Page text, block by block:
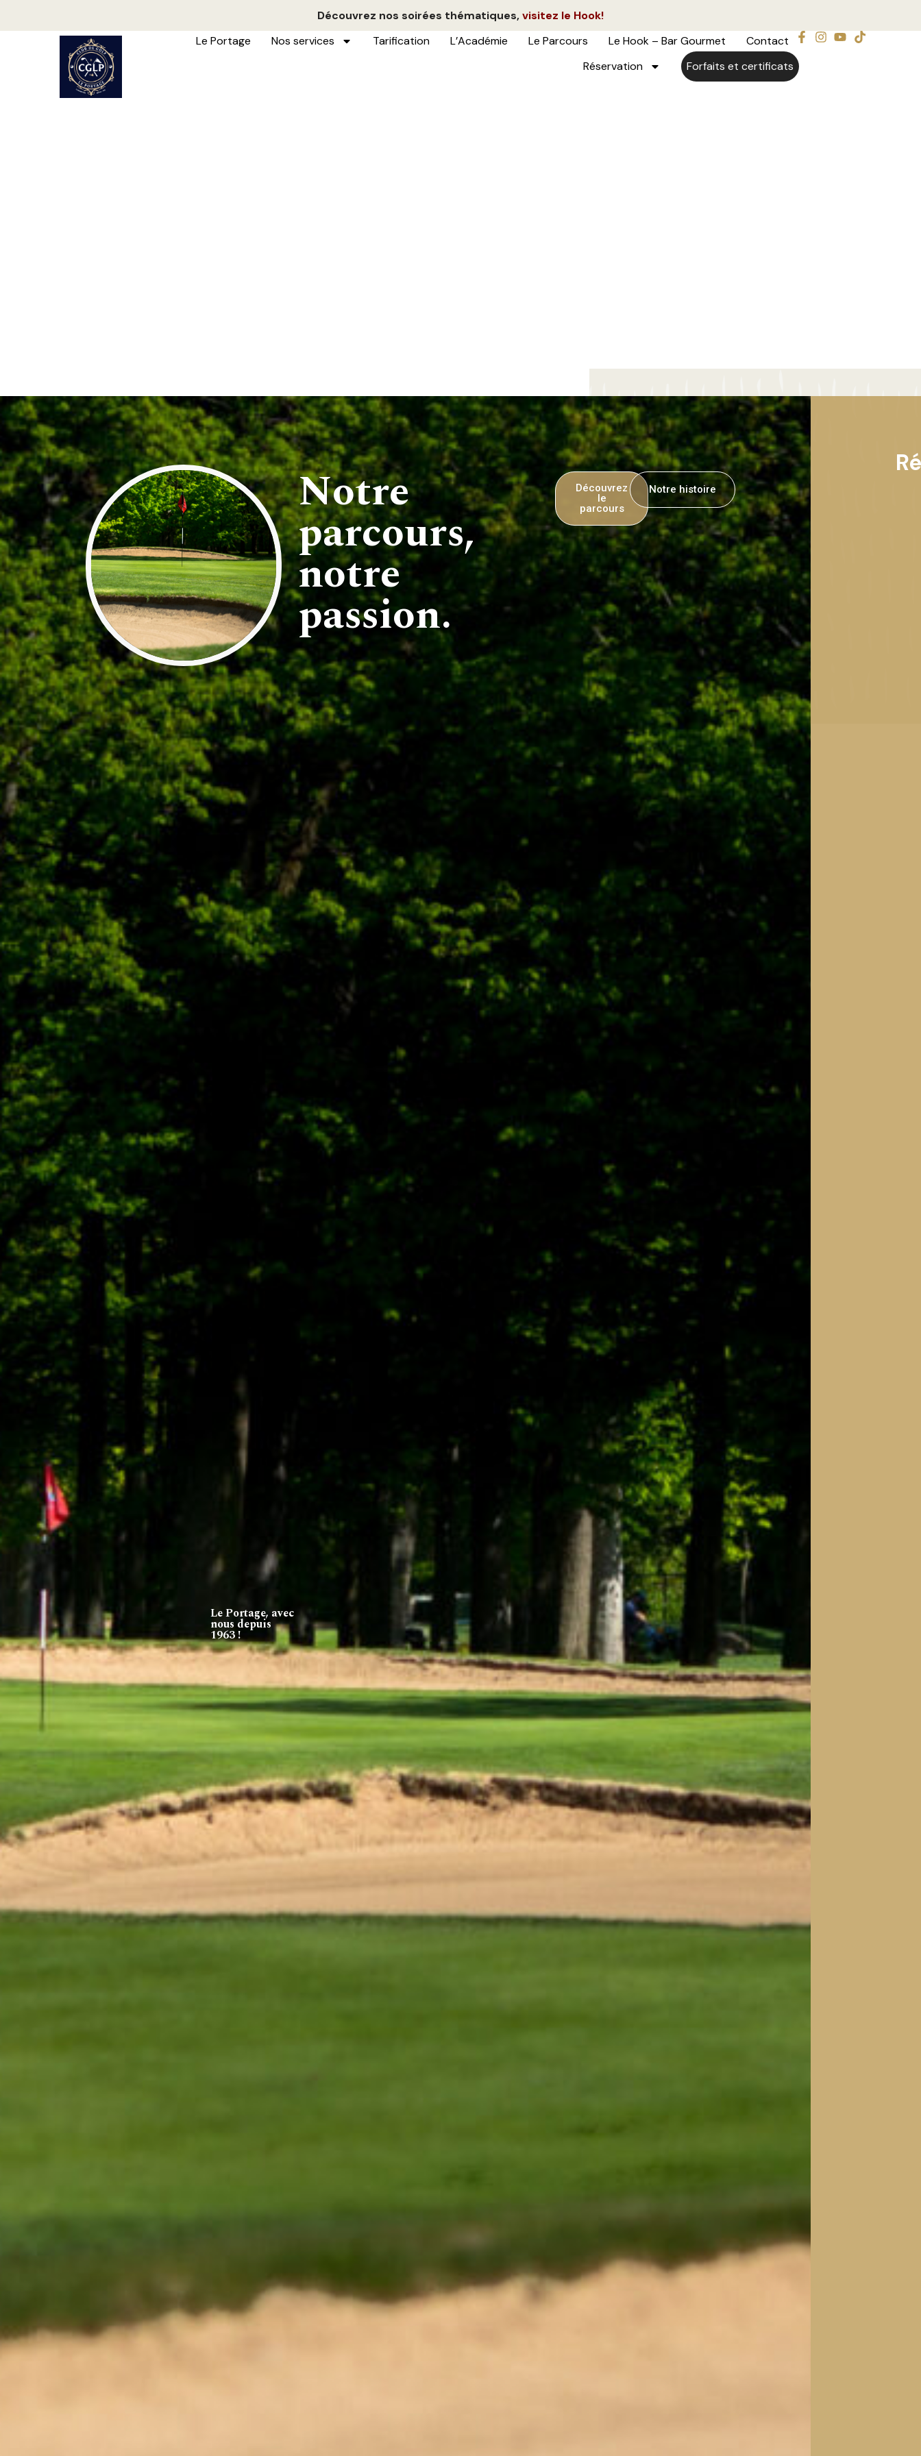
Découvrez nos soirées thématiques,visitez le Hook!
Le Portage
Nos services Tarification L’Académie Le Parcours Le Hook – Bar Gourmet
Contact
Réservation
Forfaits et certificats
Le Portage, avec
nous depuis
1963 !
Notre
parcours,
notre
passion.
Découvrez
le
parcours
Notre histoire